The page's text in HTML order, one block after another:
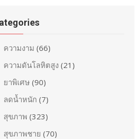
ความงาม (66)
ความดันโลหิตสูง (21)
ยาพิเศษ (90)
ลดน้ำหนัก (7)
สุขภาพ (323)
สุขภาพชาย (70)